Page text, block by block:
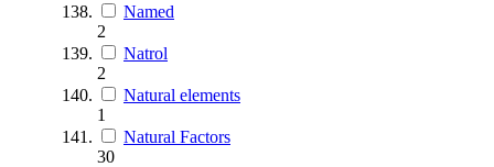
Named
2
Natrol
2
Natural elements
1
Natural Factors
30